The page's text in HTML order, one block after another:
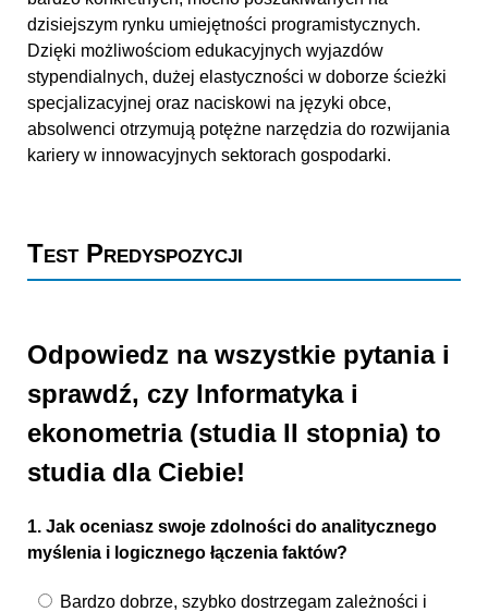
dzisiejszym rynku umiejętności programistycznych.
Dzięki możliwościom edukacyjnych wyjazdów
stypendialnych, dużej elastyczności w doborze ścieżki
specjalizacyjnej oraz naciskowi na języki obce,
absolwenci otrzymują potężne narzędzia do rozwijania
kariery w innowacyjnych sektorach gospodarki.
Test Predyspozycji
Odpowiedz na wszystkie pytania i
sprawdź, czy Informatyka i
ekonometria (studia II stopnia) to
studia dla Ciebie!
1. Jak oceniasz swoje zdolności do analitycznego
myślenia i logicznego łączenia faktów?
Bardzo dobrze, szybko dostrzegam zależności i